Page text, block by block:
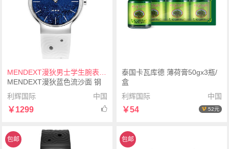
MENDEXT漫狄蓝色流沙面 钢
色表壳 白色表带M6IX-M11男士
学生腕表手表
利辉国际 中国
￥1299
泰国卡瓦库德 薄荷膏50gx3瓶/
盒
利辉国际
中国
￥54 52元
包邮 包邮